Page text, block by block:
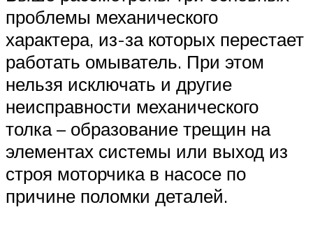
проблемы механического
характера, из-за которых перестает
работать омыватель. При этом
нельзя исключать и другие
неисправности механического
толка – образование трещин на
элементах системы или выход из
строя моторчика в насосе по
причине поломки деталей.